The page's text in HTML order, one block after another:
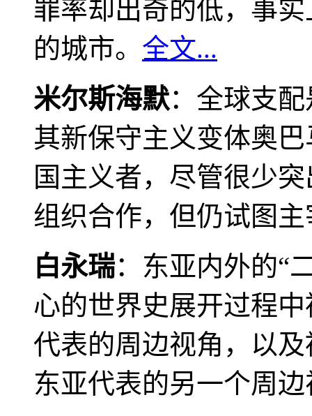
罪率却出奇的低，事
的城市。 全文...
米尔斯海默：全球支
其新保守主义变体奥
国主义者，尽管很少
组织合作，但仍试图
白永瑞：东亚内外的“
心的世界史展开过程
代表的周边视角，以
东亚代表的另一个周